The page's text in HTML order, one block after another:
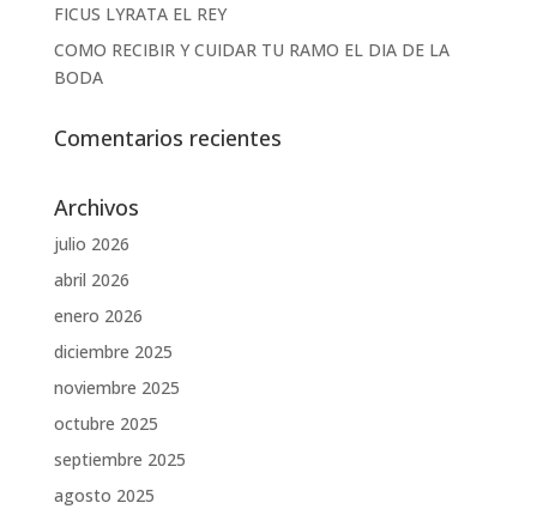
FICUS LYRATA EL REY
COMO RECIBIR Y CUIDAR TU RAMO EL DIA DE LA
BODA
Comentarios recientes
Archivos
julio 2026
abril 2026
enero 2026
diciembre 2025
noviembre 2025
octubre 2025
septiembre 2025
agosto 2025